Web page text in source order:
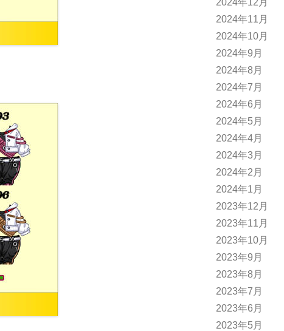
2024年11月
2024年10月
2024年9月
2024年8月
2024年7月
2024年6月
2024年5月
2024年4月
2024年3月
2024年2月
2024年1月
2023年12月
2023年11月
2023年10月
2023年9月
2023年8月
2023年7月
2023年6月
2023年5月